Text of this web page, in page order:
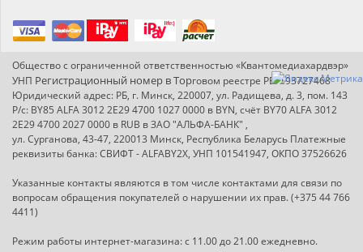
Общество с ограниченной ответственностью «Квантомедиахардвэр»
УНП Регистрационный номер в Торговом реестре РБ: 193727468
Юридический адрес: РБ, г. Минск, 220007, ул. Радищева, д. 3, пом. 143
Р/с: BY85 ALFA 3012 2E29 4700 1027 0000 в BYN, счёт BY70 ALFA 3012
2E29 4700 2027 0000 в RUB в ЗАО "АЛЬФА-БАНК" ,
ул. Сурганова, 43-47, 220013 Минск, Республика Беларусь Платежные
реквизиты банка: СВИФТ - ALFABY2X, УНП 101541947, ОКПО 37526626
Указанные контакты являются в том числе контактами для связи по
вопросам обращения покупателей о нарушении их прав. (+375 44 766
4411)
Режим работы интернет-магазина: с 11.00 до 21.00 ежедневно.